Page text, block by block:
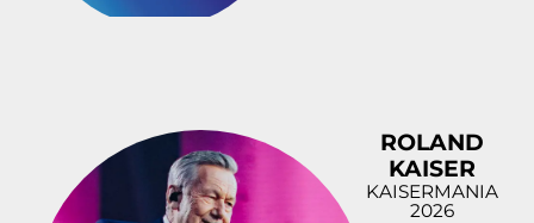
ROLAND
KAISER
KAISERMANIA
2026